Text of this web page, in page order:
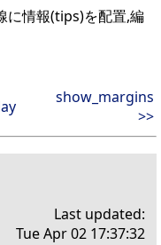
情報(tips)を配置,編
show_margins
>>
Last updated:
Tue Apr 02 17:37:32